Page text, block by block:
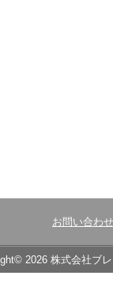
お問い合わせ
2026 株式会社ブ